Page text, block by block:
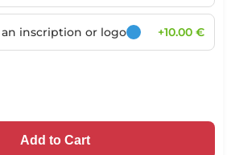
inscription or logo +10.00 €
Add to Cart